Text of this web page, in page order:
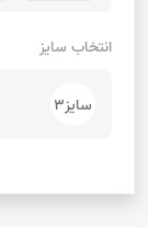
انتخاب سایز
سایز3